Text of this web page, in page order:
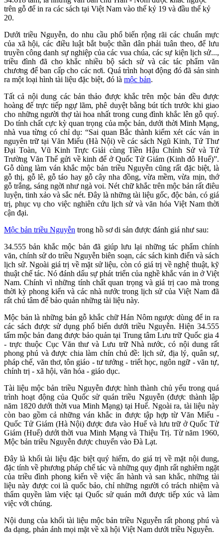
trên gỗ để in ra các sách tại Việt Nam vào thế kỷ 19 và đầu thế kỷ
20.
Dưới triều Nguyễn, do nhu cầu phổ biến rộng rãi các chuẩn mực
của xã hội, các điều luật bắt buộc thần dân phải tuân theo, để lưu
truyền công danh sự nghiệp của các vua chúa, các sự kiện lịch sử...,
triều đình đã cho khắc nhiều bộ sách sử và các tác phẩm văn
chương để ban cấp cho các nơi. Quá trình hoạt động đó đã sản sinh
ra một loại hình tài liệu đặc biệt, đó là mộc bản.
Tất cả nội dung các bản thảo được khắc trên mộc bản đều được
hoàng đế trực tiếp ngự lãm, phê duyệt bằng bút tích trước khi giao
cho những người thợ tài hoa nhất trong cung đình khắc lên gỗ quý.
Do tính chất cực kỳ quan trọng của mộc bản, dưới thời Minh Mạng,
nhà vua từng có chỉ dụ: “Sai quan Bắc thành kiểm xét các ván in
nguyên trữ tại Văn Miếu (Hà Nội) về các sách Ngũ Kinh, Tứ Thư
Đại Toàn, Vũ Kinh Trực Giải cùng Tiền Hậu Chính Sử và Tứ
Trường Văn Thể gửi về kinh để ở Quốc Tử Giám (Kinh đô Huế)”.
Gỗ dùng làm ván khắc mộc bản triều Nguyễn cũng rất đặc biệt, là
gỗ thị, gỗ lê, gỗ táo hay gỗ cây nha đồng, vừa mềm, vừa mịn, thớ
gỗ trắng, sáng ngời như ngà voi. Nét chữ khắc trên mộc bản rất điêu
luyện, tinh xảo và sắc nét. Đây là những tài liệu gốc, độc bản, có giá
trị, phục vụ cho việc nghiên cứu lịch sử và văn hóa Việt Nam thời
cận đại.
Mộc bản triều Nguyễn trong hồ sơ di sản được đánh giá như sau:
34.555 bản khắc mộc bản đã giúp lưu lại những tác phẩm chính
văn, chính sử do triều Nguyễn biên soạn, các sách kinh điển và sách
lịch sử. Ngoài giá trị về mặt sử liệu, còn có giá trị về nghệ thuật, kỹ
thuật chế tác. Nó đánh dấu sự phát triển của nghề khắc ván in ở Việt
Nam. Chính vì những tính chất quan trọng và giá trị cao mà trong
thời kỳ phong kiến và các nhà nước trong lịch sử của Việt Nam đã
rất chú tâm để bảo quản những tài liệu này.
Mộc bản là những bản gỗ khắc chữ Hán Nôm ngược dùng để in ra
các sách được sử dụng phổ biến dưới triều Nguyễn. Hiện 34.555
tấm mộc bản đang được bảo quản tại Trung tâm Lưu trữ Quốc gia 4
- trực thuộc Cục Văn thư và Lưu trữ Nhà nước, có nội dung rất
phong phú và được chia làm chín chủ đề: lịch sử, địa lý, quân sự,
pháp chế, văn thơ, tôn giáo - tư tưởng - triết học, ngôn ngữ - văn tự,
chính trị - xã hội, văn hóa - giáo dục.
Tài liệu mộc bản triều Nguyễn được hình thành chủ yếu trong quá
trình hoạt động của Quốc sử quán triều Nguyễn (được thành lập
năm 1820 dưới thời vua Minh Mạng) tại Huế. Ngoài ra, tài liệu này
còn bao gồm cả những ván khắc in được tập hợp từ Văn Miếu -
Quốc Tử Giám (Hà Nội) được đưa vào Huế và lưu trữ ở Quốc Tử
Giám (Huế) dưới thời vua Minh Mạng và Thiệu Trị. Từ năm 1960,
Mộc bản triều Nguyễn được chuyển vào Đà Lạt.
Đây là khối tài liệu đặc biệt quý hiếm, do giá trị về mặt nội dung,
đặc tính về phương pháp chế tác và những quy định rất nghiêm ngặt
của triều đình phong kiến về việc ấn hành và san khắc, những tài
liệu này được coi là quốc bảo, chỉ những người có trách nhiệm và
thẩm quyền làm việc tại Quốc sử quán mới được tiếp xúc và làm
việc với chúng.
Nội dung của khối tài liệu mộc bản triều Nguyễn rất phong phú và
đa dạng, phản ánh mọi mặt về xã hội Việt Nam dưới triều Nguyễn.